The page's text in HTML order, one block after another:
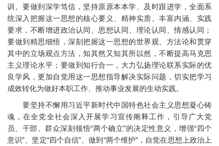
训。要做到深学笃信，坚持原原本本学、及时跟进学，全面系
统深入把握这一思想的核心要义、精神实质、丰富内涵、实践
要求，不断增进政治认同、思想认同、理论认同、情感认同；
要做到精思细悟，深刻把握这一思想的世界观、方法论和贯穿
其中的立场观点方法，知其然又知其所以然，不断提高马克思
主义理论水平；要做到知行合一，大力弘扬理论联系实际的优
良学风，更加自觉用这一思想指导解决实际问题，切实把学习
成效转化为做好本职工作、推动事业发展的生动实践。
要坚持不懈用习近平新时代中国特色社会主义思想凝心铸
魂，在全党全社会深入开展学习宣传阐释工作，引导广大党
员、干部、群众深刻领悟“两个确立”的决定性意义，增强“四个
意识”、坚定“四个自信”、做到“两个维护”，自觉在思想上政治上